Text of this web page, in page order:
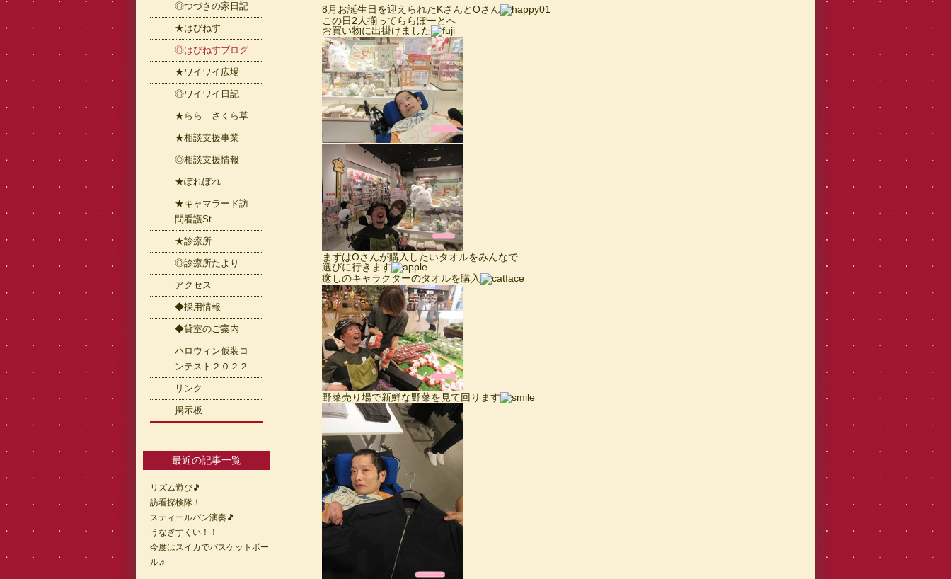
8月お誕生日を迎えられたKさんとOさん
この日2人揃ってららぽーとへ
お買い物に出掛けました
まずはOさんが購入したいタオルをみんなで
選びに行きます
癒しのキャラクターのタオルを購入
野菜売り場で新鮮な野菜を見て回ります
◎つづきの家日記
★はぴねす
◎はぴねすブログ
★ワイワイ広場
◎ワイワイ日記
★らら さくら草
★相談支援事業
◎相談支援情報
★ぽれぽれ
★キャマラード訪
問看護St.
★診療所
◎診療所たより
アクセス
◆採用情報
◆貸室のご案内
ハロウィン仮装コ
ンテスト２０２２
リンク
掲示板
最近の記事一覧
リズム遊び🎵
訪看探検隊！
スティールパン演奏🎵
うなぎすくい！！
今度はスイカでバスケットボー
ル♬